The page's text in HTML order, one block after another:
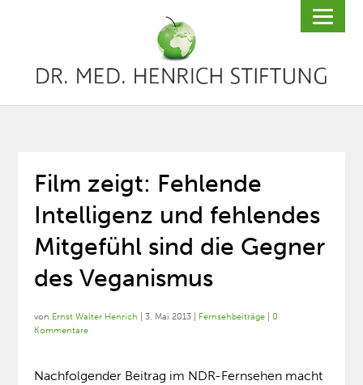
Film zeigt: Fehlende
Intelligenz und fehlendes
Mitgefühl sind die Gegner
des Veganismus
von Ernst Walter Henrich |3. Mai 2013 Fernsehbeiträge |0
Kommentare
Nachfolgender Beitrag im NDR-Fernsehen macht